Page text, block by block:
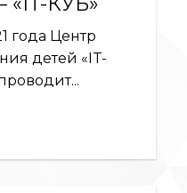
года Центр
детей «IT-